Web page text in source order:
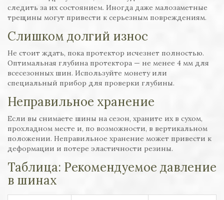
следить за их состоянием. Иногда даже малозаметные
трещины могут привести к серьезным повреждениям.
Слишком долгий износ
Не стоит ждать, пока протектор исчезнет полностью.
Оптимальная глубина протектора — не менее 4 мм для
всесезонных шин. Используйте монету или
специальный прибор для проверки глубины.
Неправильное хранение
Если вы снимаете шины на сезон, храните их в сухом,
прохладном месте и, по возможности, в вертикальном
положении. Неправильное хранение может привести к
деформации и потере эластичности резины.
Таблица: Рекомендуемое давление
в шинах